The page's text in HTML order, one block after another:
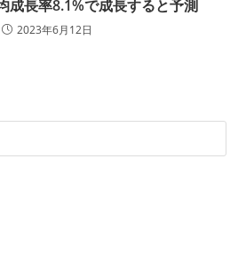
成長率8.1%で成長すると予測
2023年6月12日